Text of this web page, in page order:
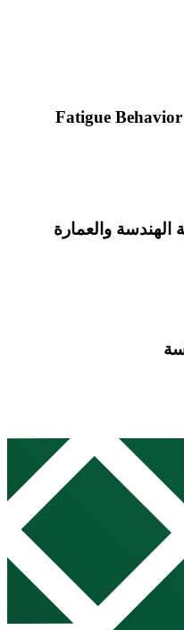
Fatigue
والعمارة